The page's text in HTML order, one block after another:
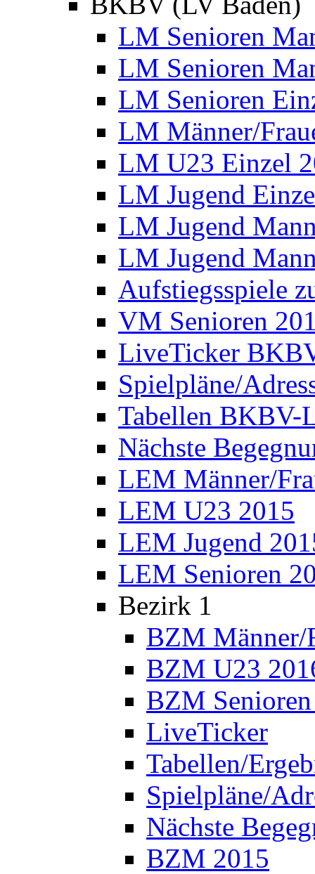
LM Senioren
LM Senioren
LM Senioren
LM Männer/
LM U23 Einzel
LM Jugend
LM Jugend
LM Jugend
Aufstiegsspiele
VM Senioren
LiveTicker
Spielpläne/
Tabellen BKBV-
Nächste
LEM Männer/
LEM U23 2015
LEM Jugend
LEM Senioren
Bezirk 1
BZM Männer/
BZM U23
BZM
LiveTicker
Tabellen/
Spielpläne/
Nächste
BZM 2015